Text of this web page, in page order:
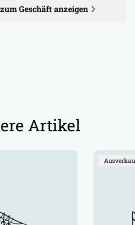
Geschäft anzeigen
Artikel